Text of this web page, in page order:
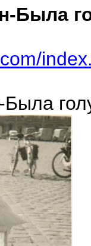
Была